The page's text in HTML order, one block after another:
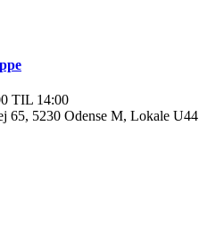
TIL 14:00
65, 5230 Odense M, Lokale U44